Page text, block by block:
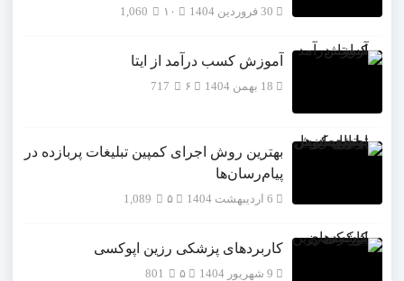
30 فروردین 1404 1,060
آموزش کسب درآمد از ایتا
18 بهمن 1404 717
بهترین روش اجرای کمپین تبلیغات پربازده در
پیام‌رسان‌ها
6 اردیبهشت 1404 1,089
کاربردهای پزشکی رزین اپوکسی
9 شهریور 1404 801